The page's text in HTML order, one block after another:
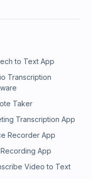
to Text App
Transcription
Taker
Transcription App
Recorder App
App
Video to Text